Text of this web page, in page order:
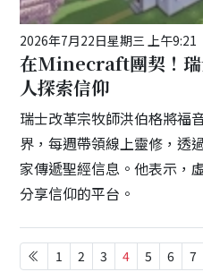
2026年7月22日星期三 上午9:21
在Minecraft團契！瑞
人探索信仰
瑞士改革宗牧師洪伯格將福
界，每週帶領線上靈修，透
家傳遞聖經信息。他表示，
分享信仰的平台。
1 2 3 4 5 6 7